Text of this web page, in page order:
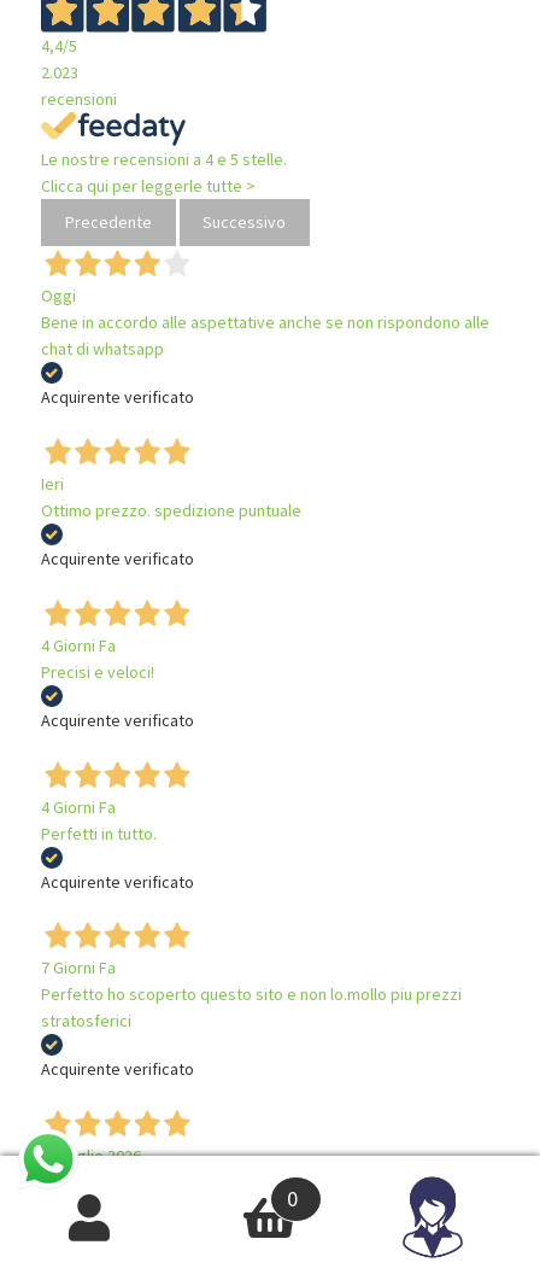
4,4/5
2.023
recensioni
Le nostre recensioni a 4 e 5 stelle.
Clicca qui per leggerle tutte >
Precedente
Successivo
Oggi
Bene in accordo alle aspettative anche se non rispondono alle
chat di whatsapp
Acquirente verificato
Ieri
Ottimo prezzo. spedizione puntuale
Acquirente verificato
4 Giorni Fa
Precisi e veloci!
Acquirente verificato
4 Giorni Fa
Perfetti in tutto.
Acquirente verificato
7 Giorni Fa
Perfetto ho scoperto questo sito e non lo.mollo piu prezzi
stratosferici
Acquirente verificato
28 Luglio 2026
Ottimo fornitore
Acquirente verificato
0